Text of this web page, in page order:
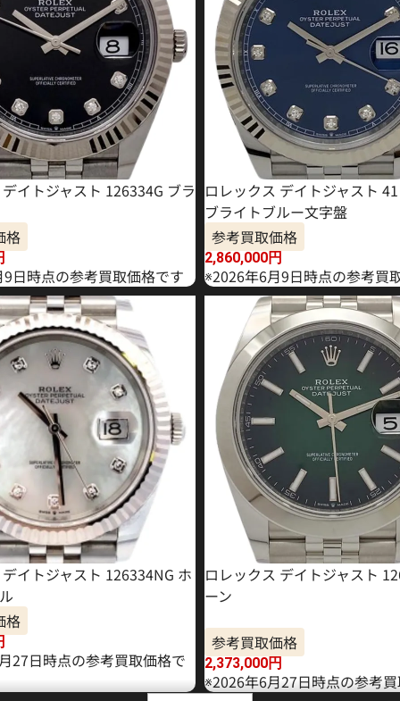
イトジャスト 126334G ブラ
格
日時点の参考買取価格です
ロレックス デイトジャスト
ブライトブルー文字盤
参考買取価格
2,860,000円
※2026年6月9日時点の参考買
イトジャスト 126334NG ホ
格
27日時点の参考買取価格で
ロレックス デイトジャスト
ーン
参考買取価格
2,373,000円
※2026年6月27日時点の参考